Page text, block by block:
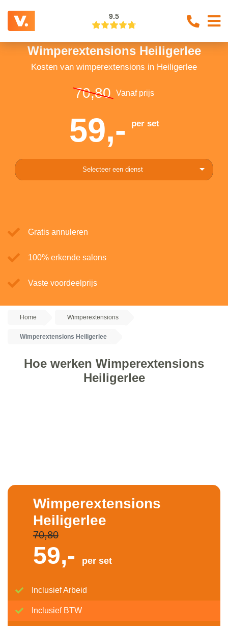
9.5
Wimperextensions Heiligerlee
Kosten van wimperextensions in Heiligerlee
70,80 Vanaf prijs
59,- per set
Selecteer een dienst
Gratis annuleren
100% erkende salons
Vaste voordeelprijs
Home Wimperextensions
Wimperextensions Heiligerlee
Hoe werken Wimperextensions
Heiligerlee
Wimperextensions
Heiligerlee
70,80
59,- per set
Inclusief Arbeid
Inclusief BTW